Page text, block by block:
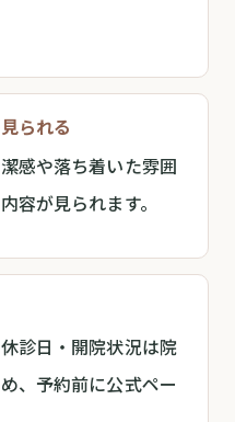
られる
感や落ち着いた雰囲
容が見られます。
診日・開院状況は院
、予約前に公式ペー